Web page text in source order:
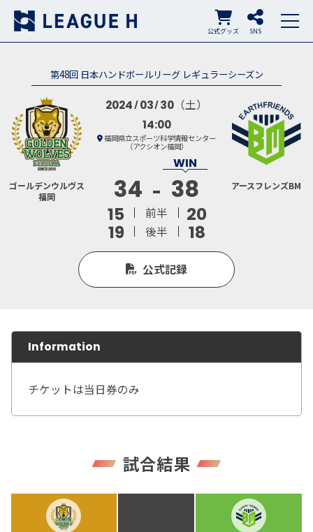
SNS
公式グッズ
第48回 日本ハンドボールリーグ レギュラーシーズン
ゴールデンウルヴス
福岡
2024 03 30 （土）
14:00
福岡県立スポーツ科学情報センター
（アクシオン福岡）
34 38
15 前半
20
19
後半 18
アースフレンズBM
公式記録
Information
チケットは当日券のみ
試合結果